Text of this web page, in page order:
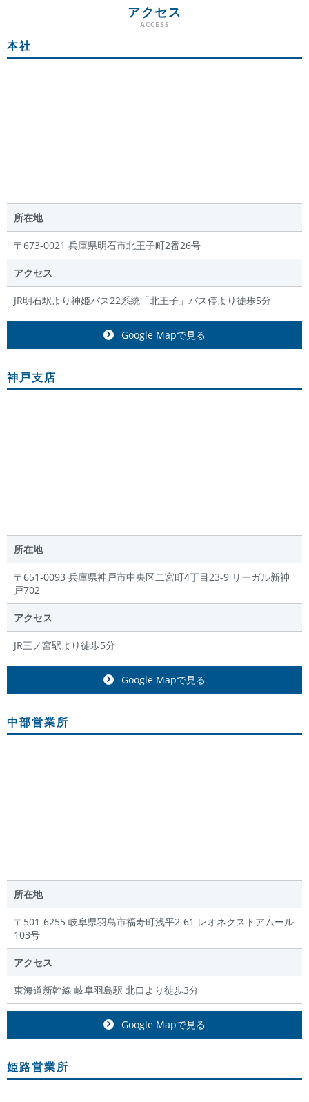
アクセス
本社
所在地
〒673-0021 兵庫県明石市北王子町2番26号
アクセス
JR明石駅より神姫バス22系統「北王子」バス停より徒歩5分
Google Mapで見る
神戸支店
所在地
〒651-0093 兵庫県神戸市中央区二宮町4丁目23-9 リーガル新神
戸702
アクセス
JR三ノ宮駅より徒歩5分
Google Mapで見る
中部営業所
所在地
〒501-6255 岐阜県羽島市福寿町浅平2-61 レオネクストアムール
103号
アクセス
東海道新幹線 岐阜羽島駅 北口より徒歩3分
Google Mapで見る
姫路営業所